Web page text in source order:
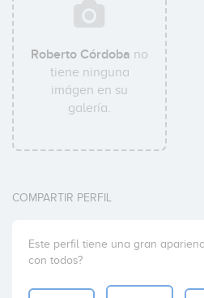
Roberto Córdoba no
tiene ninguna
imágen en su
galería.
COMPARTIR PERFIL
Este perfil tiene una gran
con todos?